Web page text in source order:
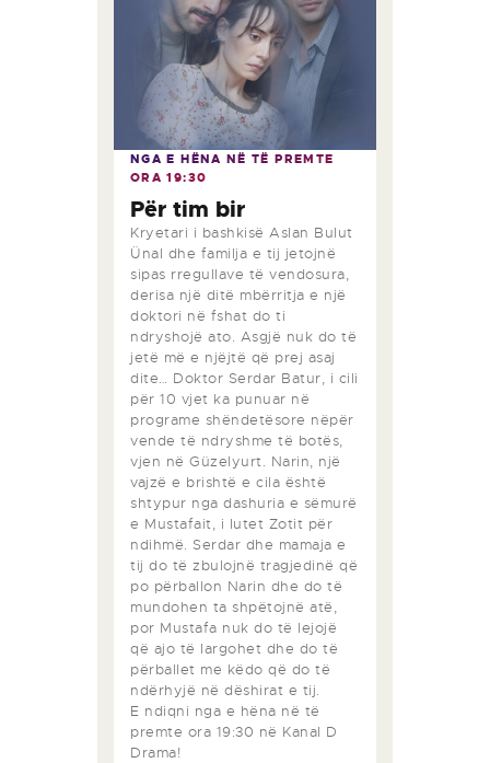
NGA E HËNA NË TË PREMTE
ORA19:30
Për tim bir
Kryetari i bashkisë Aslan Bulut
Ünal dhe familja e tij jetojnë
sipas rregullave të vendosura,
derisa një ditë mbërritja e një
doktori në fshat do ti
ndryshojë ato. Asgjë nuk do të
jetë më e njëjtë që prej asaj
dite… Doktor Serdar Batur, i cili
për 10 vjet ka punuar në
programe shëndetësore nëpër
vende të ndryshme të botës,
vjen në Güzelyurt. Narin, një
vajzë e brishtë e cila është
shtypur nga dashuria e sëmurë
e Mustafait, i lutet Zotit për
ndihmë. Serdar dhe mamaja e
tij do të zbulojnë tragjedinë që
po përballon Narin dhe do të
mundohen ta shpëtojnë atë,
por Mustafa nuk do të lejojë
që ajo të largohet dhe do të
përballet me këdo që do të
ndërhyjë në dëshirat e tij.
E ndiqni nga e hëna në të
premte ora 19:30 në Kanal D
Drama!